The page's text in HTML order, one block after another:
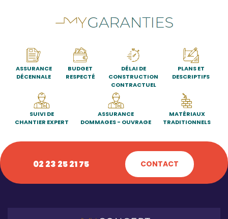
ASSURANCE
DÉCENNALE
BUDGET
RESPECTÉ
DÉLAI DE
CONSTRUCTION
CONTRACTUEL
PLANS ET
DESCRIPTIFS
SUIVI DE
CHANTIER EXPERT
ASSURANCE
DOMMAGES - OUVRAGE
MATÉRIAUX
TRADITIONNELS
02 23 25 21 75 CONTACT